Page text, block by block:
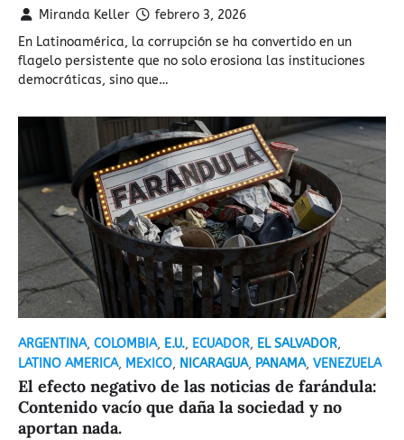
Miranda Keller
febrero 3, 2026
En Latinoamérica, la corrupción se ha convertido en un
flagelo persistente que no solo erosiona las instituciones
democráticas, sino que…
ARGENTINA, COLOMBIA, E.U., ECUADOR, EL SALVADOR,
LATINO AMERICA, MEXICO, NICARAGUA, PANAMA, VENEZUELA
El efecto negativo de las noticias de farándula:
Contenido vacío que daña la sociedad y no
aportan nada.